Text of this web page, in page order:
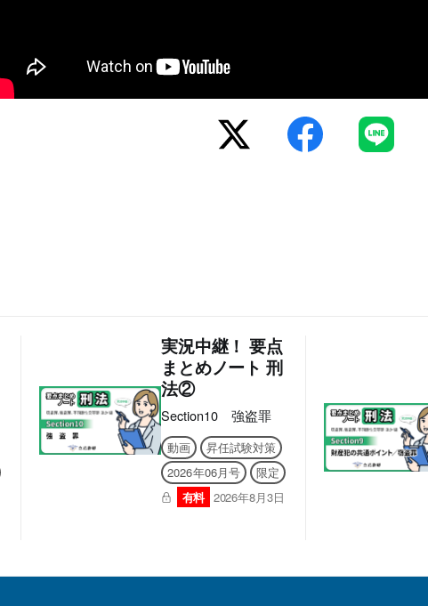
実況中継！ 要点
まとめノート 刑
法②
Section10 強盗罪
動画
昇任試験対策
2026年06月号
限定
有料 2026年8月3日